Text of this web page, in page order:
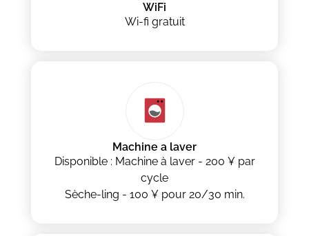
WiFi
Wi-fi gratuit
Machine a laver
Disponible : Machine à laver - 200 ¥ par
cycle
Sèche-ling - 100 ¥ pour 20/30 min.